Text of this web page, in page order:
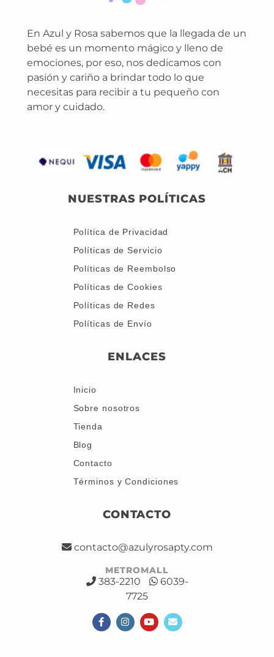
En Azul y Rosa sabemos que la llegada de un
bebé es un momento mágico y lleno de
emociones, por eso, nos dedicamos con
pasión y cariño a brindar todo lo que
necesitas para recibir a tu pequeño con
amor y cuidado.
NUESTRAS POLÍTICAS
Política de Privacidad
Políticas de Servicio
Políticas de Reembolso
Políticas de Cookies
Políticas de Redes
Políticas de Envío
ENLACES
Inicio
Sobre nosotros
Tienda
Blog
Contacto
Términos y Condiciones
CONTACTO
contacto@azulyrosapty.com
METROMALL
383-2210
6039-
7725